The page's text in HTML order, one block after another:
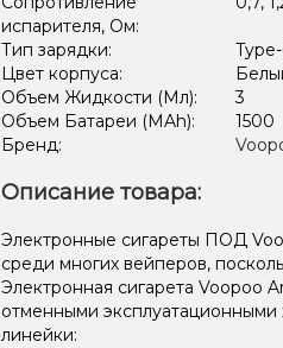
испарителя, Ом:
Тип зарядки:
Цвет корпуса:
Объем Жидкости (Мл):
3
Объем Батареи (MAh):
1500
Бренд:
Описание товара:
Электронные сигареты ПОД
среди многих вейперов,
Электронная сигарета Voopoo
отменными эксплуатационными
линейки: